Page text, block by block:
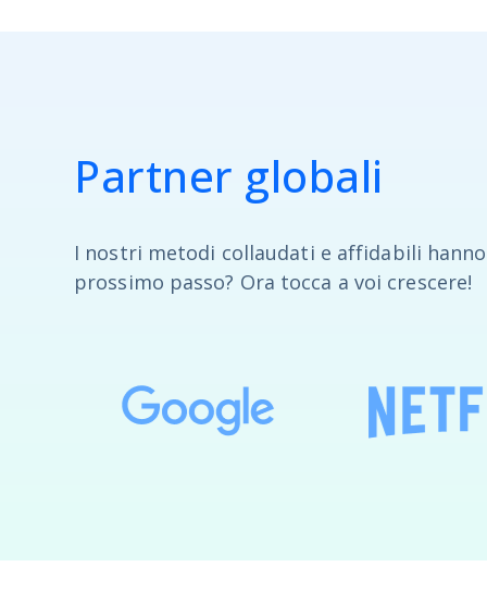
Partner globali
I nostri metodi collaudati e affidabili
prossimo passo? Ora tocca a voi crescere!